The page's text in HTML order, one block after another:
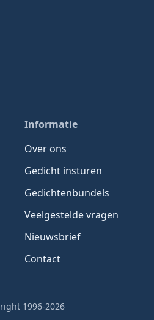
Informatie
Over ons
Gedicht insturen
Gedichtenbundels
Veelgestelde vragen
Nieuwsbrief
Contact
1996-2026